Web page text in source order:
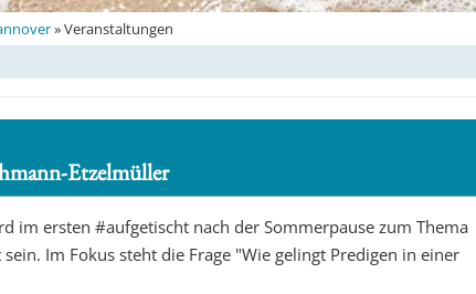
»Veranstaltungen
Etzelmüller
im ersten #aufgetischt nach der Sommerpause zum Thema
Im Fokus steht die Frage "Wie gelingt Predigen in einer